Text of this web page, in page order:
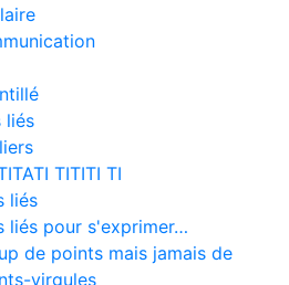
liés
TITITI TI
liés
liés pour s'exprimer…
de points mais jamais de
virgules